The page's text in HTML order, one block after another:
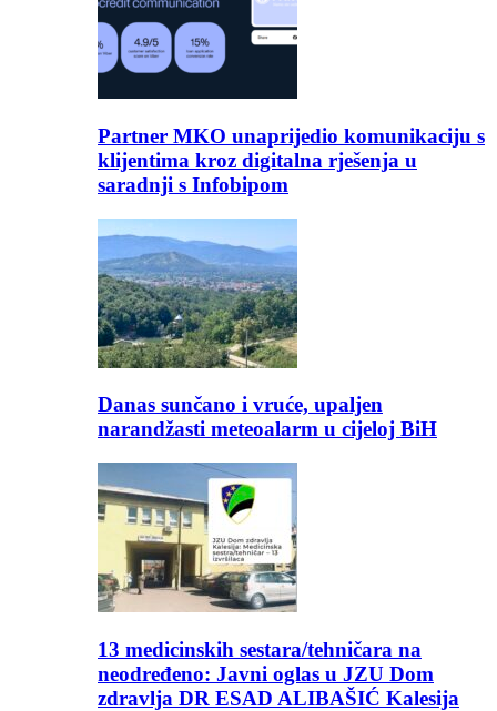
Partner MKO unaprijedio komunikaciju s
klijentima kroz digitalna rješenja u
saradnji s Infobipom
Danas sunčano i vruće, upaljen
narandžasti meteoalarm u cijeloj BiH
13 medicinskih sestara/tehničara na
neodređeno: Javni oglas u JZU Dom
zdravlja DR ESAD ALIBAŠIĆ Kalesija